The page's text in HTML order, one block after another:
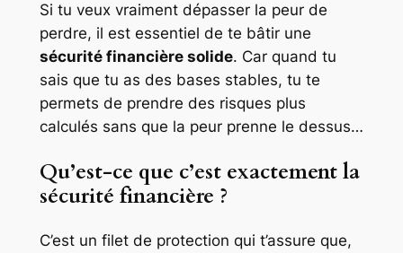
Si tu veux vraiment dépasser la peur de
perdre, il est essentiel de te bâtir une
sécurité financière solide. Car quand tu
sais que tu as des bases stables, tu te
permets de prendre des risques plus
calculés sans que la peur prenne le dessus…
Qu’est-ce que c’est exactement la
sécurité financière ?
C’est un filet de protection qui t’assure que,